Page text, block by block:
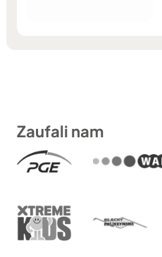
Zaufali nam